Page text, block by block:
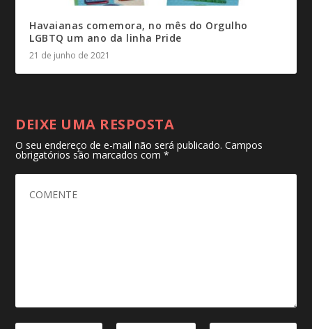
Havaianas comemora, no mês do Orgulho
LGBTQ um ano da linha Pride
21 de junho de 2021
DEIXE UMA RESPOSTA
O seu endereço de e-mail não será publicado. Campos
obrigatórios são marcados com*